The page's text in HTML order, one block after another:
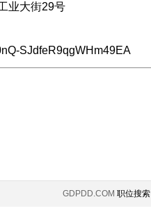
业大街29号
SJdfeR9qgWHm49EA
GDPDD.COM 职位搜索